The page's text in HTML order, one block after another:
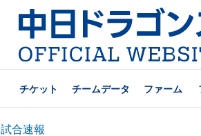
チケット チームデータ ファーム
試合速報